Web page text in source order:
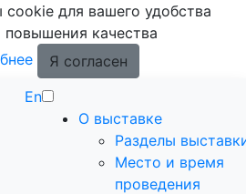
для вашего удобства
качества
Я согласен
En
О выставке
Разделы
Место и время
проведения